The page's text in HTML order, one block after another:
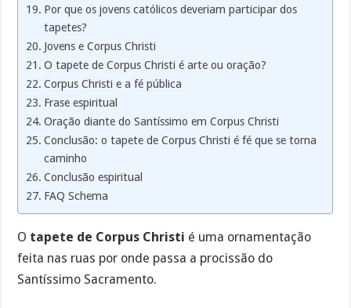
Por que os jovens católicos deveriam participar dos
tapetes?
Jovens e Corpus Christi
O tapete de Corpus Christi é arte ou oração?
Corpus Christi e a fé pública
Frase espiritual
Oração diante do Santíssimo em Corpus Christi
Conclusão: o tapete de Corpus Christi é fé que se torna
caminho
Conclusão espiritual
FAQ Schema
O tapete de Corpus Christi é uma ornamentação
feita nas ruas por onde passa a procissão do
Santíssimo Sacramento.